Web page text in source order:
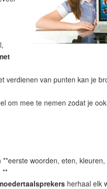
verdienen van punten kan je
om mee te nemen zodat je
woorden, eten, kleuren,
**
herhaal elk